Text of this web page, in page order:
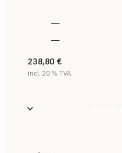
238,80 €
incl. 20 % TVA
—
—